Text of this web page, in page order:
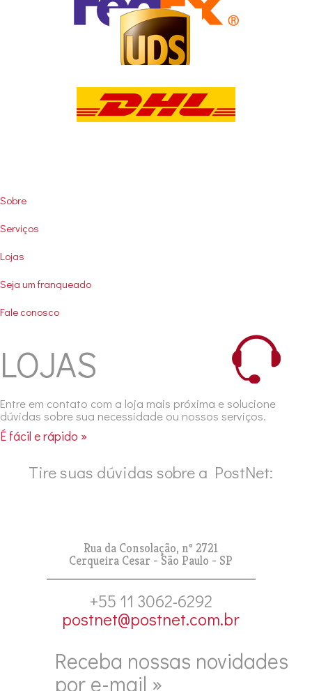
User
account
menu
Sobre
Serviços
Lojas
Seja um franqueado
Fale conosco
LOJAS
Entre em contato com a loja mais próxima e solucione
dúvidas sobre sua necessidade ou nossos serviços.
É fácil e rápido »
Tire suas dúvidas sobre a PostNet:
Rua da Consolação, nº 2721
Cerqueira Cesar - São Paulo - SP
+55 11 3062-6292
postnet@postnet.com.br
Receba nossas novidades
por e-mail »